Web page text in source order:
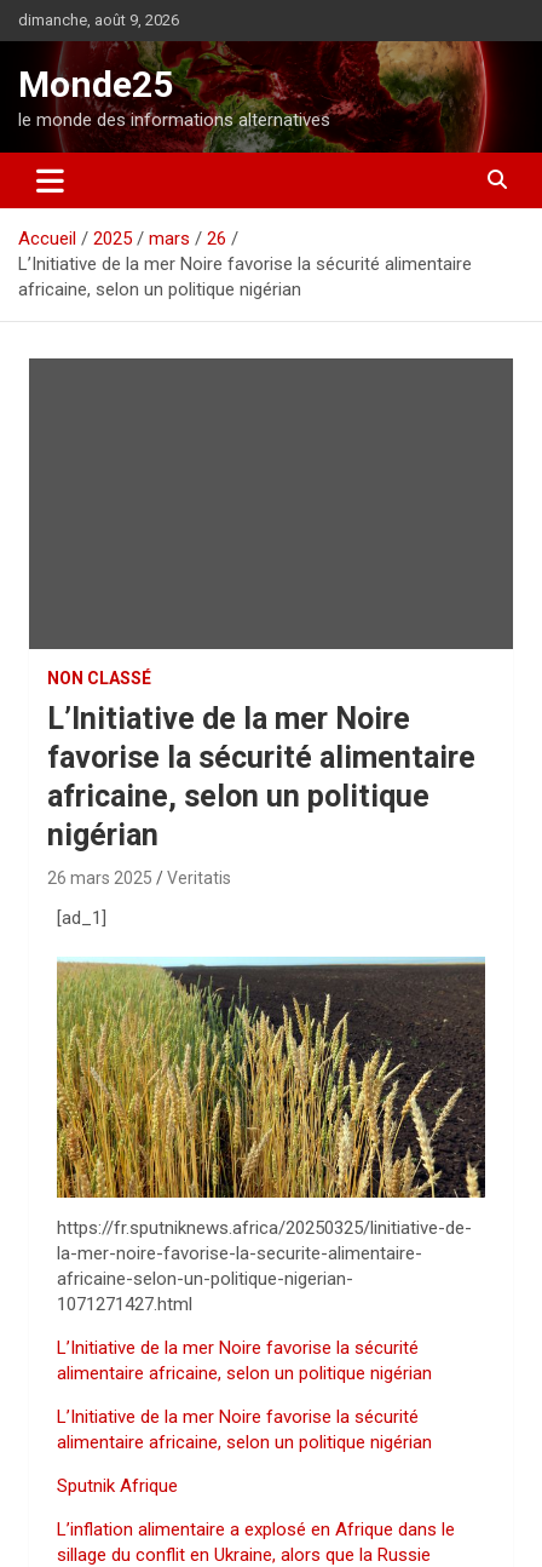
l
o
n
dimanche, août 9, 2026
Monde25
le monde des informations alternatives
Accueil 2025 mars
26
L’Initiative de la mer Noire favorise la sécurité alimentaire
africaine, selon un politique nigérian
NON CLASSÉ
L’Initiative de la mer Noire
favorise la sécurité alimentaire
africaine, selon un politique
nigérian
26 mars 2025 Veritatis
[ad_1]
https://fr.sputniknews.africa/20250325/linitiative-de-
la-mer-noire-favorise-la-securite-alimentaire-
africaine-selon-un-politique-nigerian-
1071271427.html
L’Initiative de la mer Noire favorise la sécurité
alimentaire africaine, selon un politique nigérian
L’Initiative de la mer Noire favorise la sécurité
alimentaire africaine, selon un politique nigérian
Sputnik Afrique
L’inflation alimentaire a explosé en Afrique dans le
sillage du conflit en Ukraine, alors que la Russie